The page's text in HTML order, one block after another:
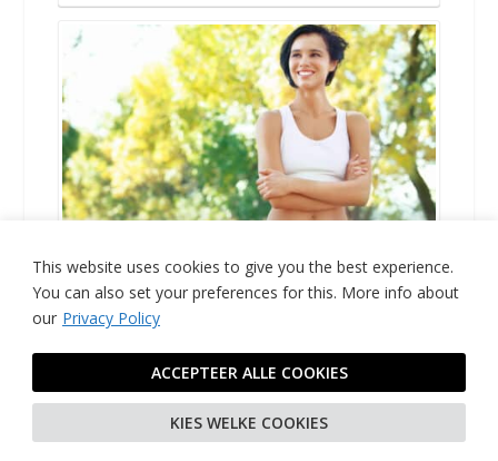
This website uses cookies to give you the best experience.
You can also set your preferences for this. More info about
our Privacy Policy
KIES WELKE COOKIES
ACCEPTEER ALLE COOKIES
Dit zijn de vitamines die voor vrouwen
extra belangrijk zijn